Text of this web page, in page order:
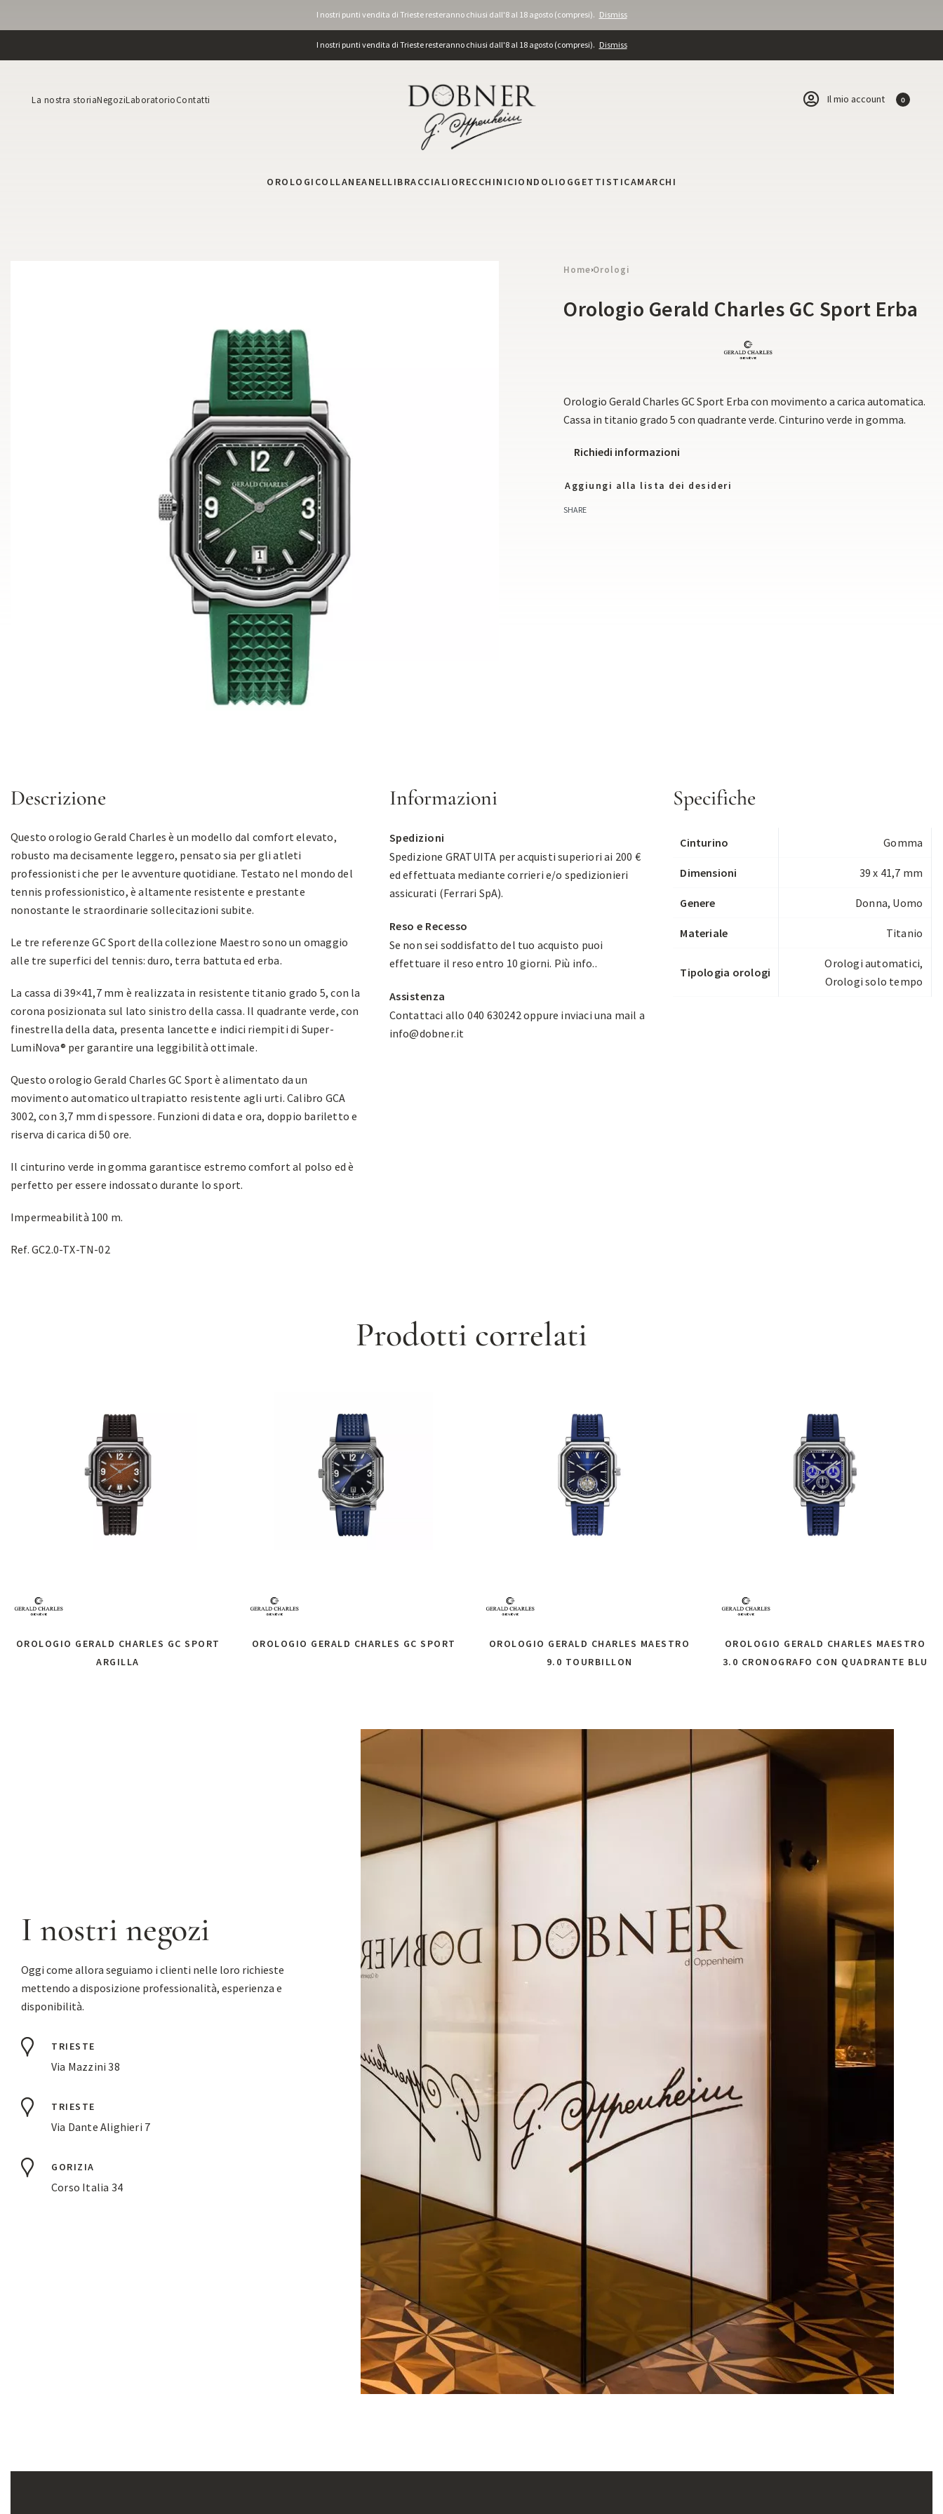
I nostri punti vendita di Trieste resteranno chiusi dall'8 al 18 agosto (compresi). Dismiss
I nostri punti vendita di Trieste resteranno chiusi dall'8 al 18 agosto (compresi). Dismiss
La nostra storiaNegoziLaboratorioContatti Il mio account 0
OROLOGI COLLANEANELLIBRACCIALI ORECCHINICIONDOLIOGGETTISTICAMARCHI
Home›Orologi
Orologio Gerald Charles GC Sport Erba
Orologio Gerald Charles GC Sport Erba con movimento a carica automatica.
Cassa in titanio grado 5 con quadrante verde. Cinturino verde in gomma.
Richiedi informazioni
Aggiungi alla lista dei desideri
SHARE
Descrizione
Questo orologio Gerald Charles è un modello dal comfort elevato,
robusto ma decisamente leggero, pensato sia per gli atleti
professionisti che per le avventure quotidiane. Testato nel mondo del
tennis professionistico, è altamente resistente e prestante
nonostante le straordinarie sollecitazioni subite.
Le tre referenze GC Sport della collezione Maestro sono un omaggio
alle tre superfici del tennis: duro, terra battuta ed erba.
La cassa di 39×41,7 mm è realizzata in resistente titanio grado 5, con la
corona posizionata sul lato sinistro della cassa. Il quadrante verde, con
finestrella della data, presenta lancette e indici riempiti di Super-
LumiNova® per garantire una leggibilità ottimale.
Questo orologio Gerald Charles GC Sport è alimentato da un
movimento automatico ultrapiatto resistente agli urti. Calibro GCA
3002, con 3,7 mm di spessore. Funzioni di data e ora, doppio bariletto e
riserva di carica di 50 ore.
Il cinturino verde in gomma garantisce estremo comfort al polso ed è
perfetto per essere indossato durante lo sport.
Impermeabilità 100 m.
Ref. GC2.0-TX-TN-02
Informazioni
Spedizioni
Spedizione GRATUITA per acquisti superiori ai 200 €
ed effettuata mediante corrieri e/o spedizionieri
assicurati (Ferrari SpA).
Reso e Recesso
Se non sei soddisfatto del tuo acquisto puoi
effettuare il reso entro 10 giorni. Più info..
Assistenza
Contattaci allo 040 630242 oppure inviaci una mail a
info@dobner.it
Specifiche
Cinturino Gomma
Dimensioni 39 x 41,7 mm
Genere Donna, Uomo
Materiale Titanio
Tipologia orologi
Orologi automatici,
Orologi solo tempo
Prodotti correlati
OROLOGIO GERALD CHARLES GC SPORT
ARGILLA
OROLOGIO GERALD CHARLES GC SPORT
OROLOGIO GERALD CHARLES MAESTRO
9.0 TOURBILLON
OROLOGIO GERALD CHARLES MAESTRO
3.0 CRONOGRAFO CON QUADRANTE BLU
I nostri negozi
Oggi come allora seguiamo i clienti nelle loro richieste
mettendo a disposizione professionalità, esperienza e
disponibilità.
TRIESTE
Via Mazzini 38
TRIESTE
Via Dante Alighieri 7
GORIZIA
Corso Italia 34